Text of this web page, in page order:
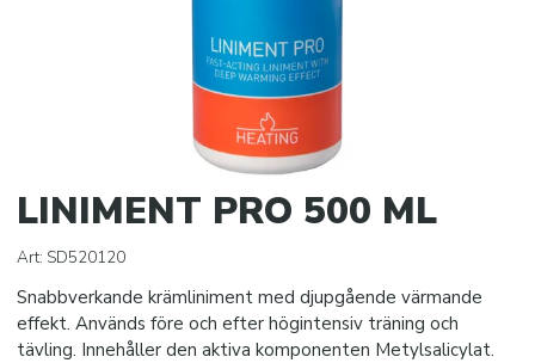
Accessories
BOLLAR
KLISTERPRODUKTER
LINIMENT PRO 500 ML
Art: SD520120
Snabbverkande krämliniment med djupgående värmande
effekt. Används före och efter högintensiv träning och
tävling. Innehåller den aktiva komponenten Metylsalicylat.